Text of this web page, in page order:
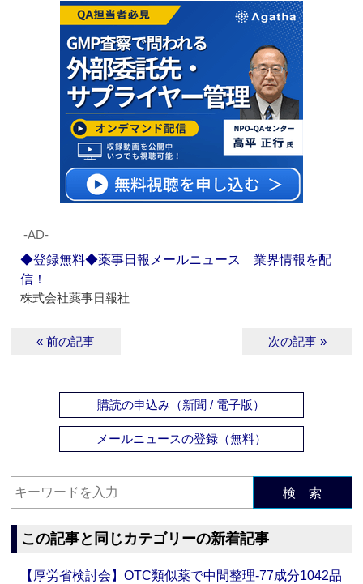
‐AD‐
◆登録無料◆薬事日報メールニュース 業界情報を配
信！
株式会社薬事日報社
« 前の記事 次の記事 »
購読の申込み（新聞 / 電子版）
メールニュースの登録（無料）
検 索
この記事と同じカテゴリーの新着記事
【厚労省検討会】OTC類似薬で中間整理‐77成分1042品